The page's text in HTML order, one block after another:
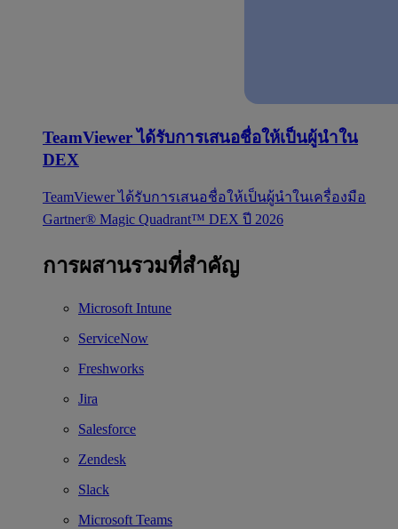
TeamViewer ได้รับการเสนอชื่อให้เป็นผู้นำใน
DEX
TeamViewer ได้รับการเสนอชื่อให้เป็นผู้นำในเครื่องมือ
Gartner® Magic Quadrant™ DEX ปี 2026
การผสานรวมที่สำคัญ
Microsoft Intune
ServiceNow
Freshworks
Jira
Salesforce
Zendesk
Slack
Microsoft Teams